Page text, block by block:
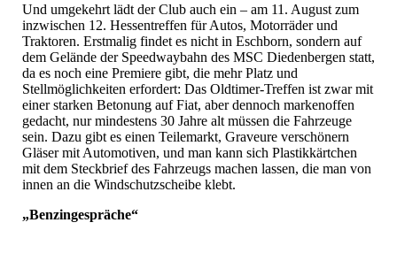
Und umgekehrt lädt der Club auch ein – am 11. August zum
inzwischen 12. Hessentreffen für Autos, Motorräder und
Traktoren. Erstmalig findet es nicht in Eschborn, sondern auf
dem Gelände der Speedwaybahn des MSC Diedenbergen statt,
da es noch eine Premiere gibt, die mehr Platz und
Stellmöglichkeiten erfordert: Das Oldtimer-Treffen ist zwar mit
einer starken Betonung auf Fiat, aber dennoch markenoffen
gedacht, nur mindestens 30 Jahre alt müssen die Fahrzeuge
sein. Dazu gibt es einen Teilemarkt, Graveure verschönern
Gläser mit Automotiven, und man kann sich Plastikkärtchen
mit dem Steckbrief des Fahrzeugs machen lassen, die man von
innen an die Windschutzscheibe klebt.
„Benzingespräche“